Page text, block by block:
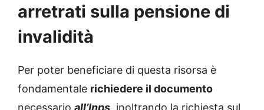
arretrati sulla pensione di
invalidità
Per poter beneficiare di questa risorsa è
fondamentale richiedere il documento
necessario all’Inps, inoltrando la richiesta sul